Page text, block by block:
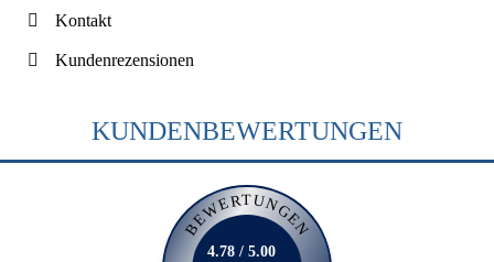
Kontakt
Kundenrezensionen
KUNDENBEWERTUNGEN
BEWERTUNGEN
4.78 / 5.00